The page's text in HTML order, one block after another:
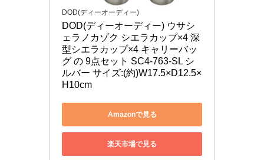
DOD(ディーオーディー)
DOD(ディーオーディー) ウサシ
ェラノカゾク シエラカップ×4 深
型シエラカップ×4 キャリーバッ
グ の 9点セット SC4-763-SL シ
ルバー サイズ:(約)W17.5×D12.5×
H10cm
Amazonで見る
楽天市場で見る